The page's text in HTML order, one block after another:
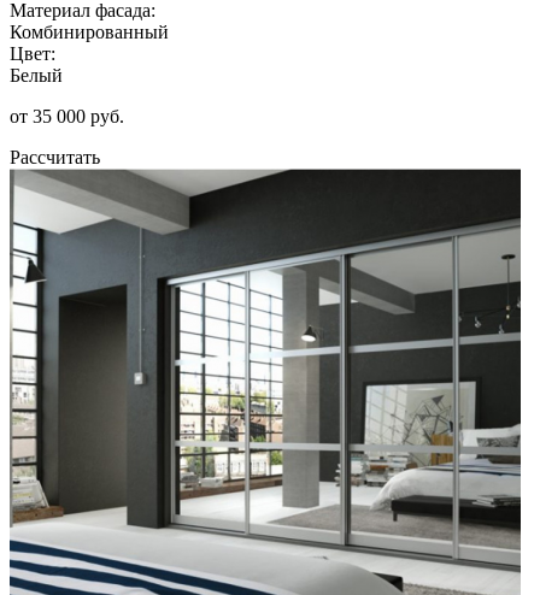
Материал фасада:
Комбинированный
Цвет:
Белый
от 35 000 руб.
Рассчитать